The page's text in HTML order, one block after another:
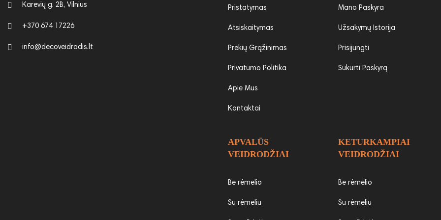
Karevių g. 2B, Vilnius
+370 674 17226
info@decoveidrodis.lt
Pristatymas
Atsiskaitymas
Prekių Grąžinimas
Privatumo Politika
Apie Mus
Kontaktai
Mano Paskyra
Užsakymų Istorija
Prisijungti
Sukurti Paskyrą
APVALŪS
VEIDRODŽIAI
Be rėmelio
Su rėmeliu
KETURKAMPIAI
VEIDRODŽIAI
Be rėmelio
Su rėmeliu